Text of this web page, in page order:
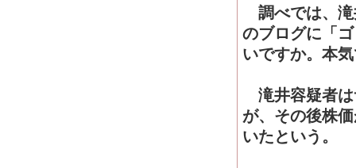
調べでは、滝
のブログに「
いですか。本
滝井容疑者は
が、その後株
いたという。